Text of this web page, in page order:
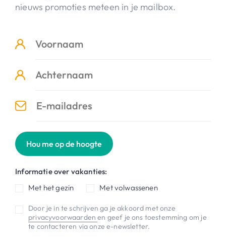
nieuws promoties meteen in je mailbox.
Hou me op de hoogte
Informatie over vakanties:
Met het gezin
Met volwassenen
Door je in te schrijven ga je akkoord met onze
privacyvoorwaardenen geef je ons toestemming om je
te contacteren via onze e-newsletter.